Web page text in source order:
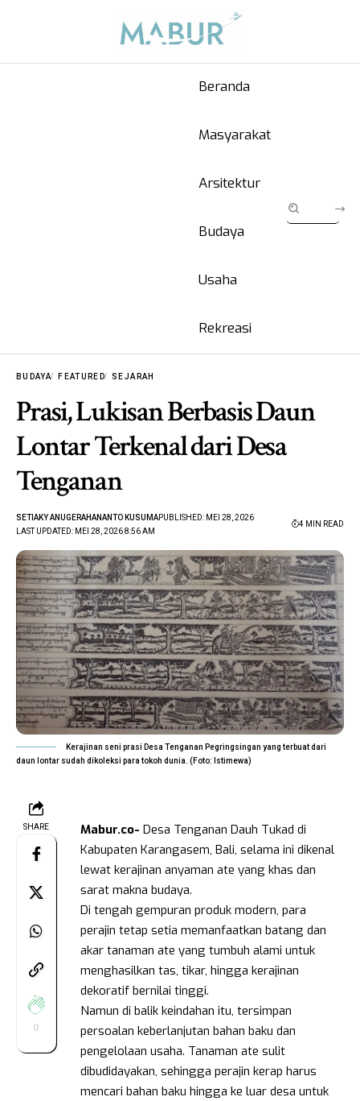
Beranda
Masyarakat
Arsitektur
Budaya
Usaha
Rekreasi
BUDAYA FEATURED SEJARAH
Prasi, Lukisan Berbasis Daun
Lontar Terkenal dari Desa
Tenganan
LAST UPDATED: MEI 28, 2026 8:56 AM
SETIAKY ANUGERAHANANTO KUSUMAPUBLISHED: MEI 28, 2026
4 MIN READ
Kerajinan seni prasi Desa Tenganan Pegringsingan yang terbuat dari
daun lontar sudah dikoleksi para tokoh dunia. (Foto: Istimewa)
SHARE
0
Mabur.co- Desa Tenganan Dauh Tukad di
Kabupaten Karangasem, Bali, selama ini dikenal
lewat kerajinan anyaman ate yang khas dan
sarat makna budaya.
Di tengah gempuran produk modern, para
perajin tetap setia memanfaatkan batang dan
akar tanaman ate yang tumbuh alami untuk
menghasilkan tas, tikar, hingga kerajinan
dekoratif bernilai tinggi.
Namun di balik keindahan itu, tersimpan
persoalan keberlanjutan bahan baku dan
pengelolaan usaha. Tanaman ate sulit
dibudidayakan, sehingga perajin kerap harus
mencari bahan baku hingga ke luar desa untuk